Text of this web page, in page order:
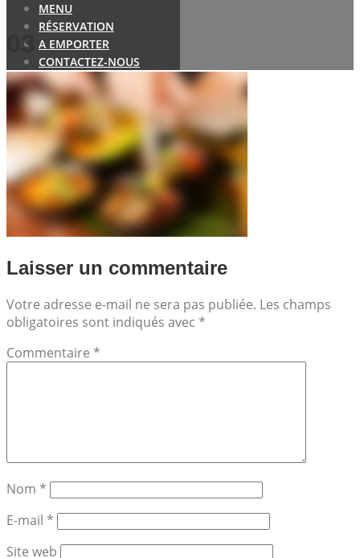
MENU
RÉSERVATION
A EMPORTER
CONTACTEZ-NOUS
03
Laisser un commentaire
Votre adresse e-mail ne sera pas publiée. Les champs
obligatoires sont indiqués avec *
Commentaire *
Nom *
E-mail *
Site web